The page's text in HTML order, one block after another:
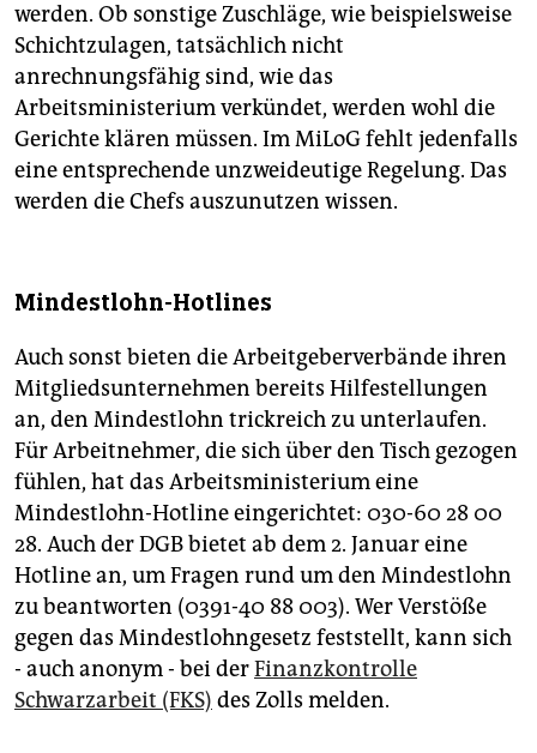
werden. Ob sonstige Zuschläge, wie beispielsweise
Schichtzulagen, tatsächlich nicht
anrechnungsfähig sind, wie das
Arbeitsministerium verkündet, werden wohl die
Gerichte klären müssen. Im MiLoG fehlt jedenfalls
eine entsprechende unzweideutige Regelung. Das
werden die Chefs auszunutzen wissen.
Mindestlohn-Hotlines
Auch sonst bieten die Arbeitgeberverbände ihren
Mitgliedsunternehmen bereits Hilfestellungen
an, den Mindestlohn trickreich zu unterlaufen.
Für Arbeitnehmer, die sich über den Tisch gezogen
fühlen, hat das Arbeitsministerium eine
Mindestlohn-Hotline eingerichtet: 030-60 28 00
28. Auch der DGB bietet ab dem 2. Januar eine
Hotline an, um Fragen rund um den Mindestlohn
zu beantworten (0391-40 88 003). Wer Verstöße
gegen das Mindestlohngesetz feststellt, kann sich
- auch anonym - bei derFinanzkontrolle
Schwarzarbeit (FKS) des Zolls melden.